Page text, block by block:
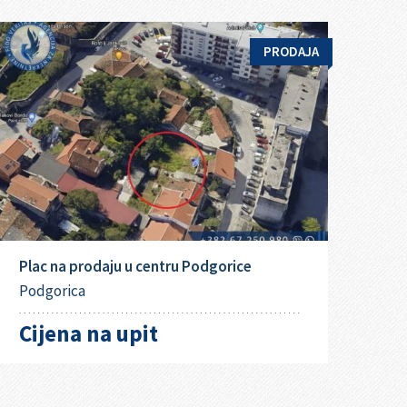
PRODAJA
Plac na prodaju u centru Podgorice
Podgorica
Cijena na upit